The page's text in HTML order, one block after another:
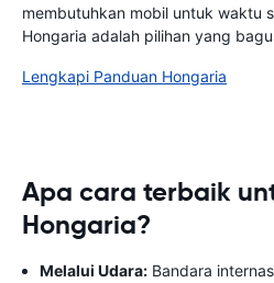
membutuhkan mobil untuk waktu
Hongaria adalah pilihan yang
Lengkapi Panduan Hongaria
Apa cara terbaik
Hongaria?
Melalui Udara: Bandara